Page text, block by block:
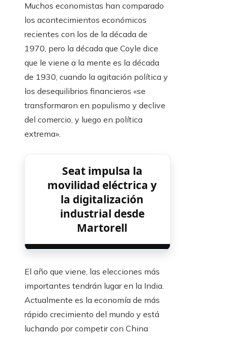
Muchos economistas han comparado
los acontecimientos económicos
recientes con los de la década de
1970, pero la década que Coyle dice
que le viene a la mente es la década
de 1930, cuando la agitación política y
los desequilibrios financieros «se
transformaron en populismo y declive
del comercio, y luego en política
extrema».
Seat impulsa la
movilidad eléctrica y
la digitalización
industrial desde
Martorell
El año que viene, las elecciones más
importantes tendrán lugar en la India.
Actualmente es la economía de más
rápido crecimiento del mundo y está
luchando por competir con China